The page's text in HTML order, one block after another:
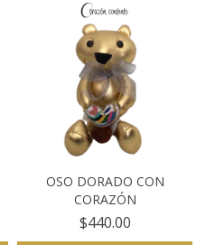
OSO DORADO CON
CORAZÓN
$440.00